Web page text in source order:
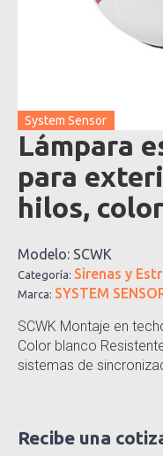
System Sensor
Lámpara
para
hilos,
Modelo: SCWK
Categoría: Sirenas y
Marca: SYSTEM
SCWK Montaje en
Color blanco
sistemas de
Recibe una